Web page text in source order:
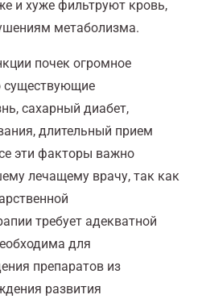
и хуже фильтруют кровь,
метаболизма.
почек огромное
существующие
сахарный диабет,
длительный прием
эти факторы важно
лечащему врачу, так как
требует адекватной
для
препаратов из
развития